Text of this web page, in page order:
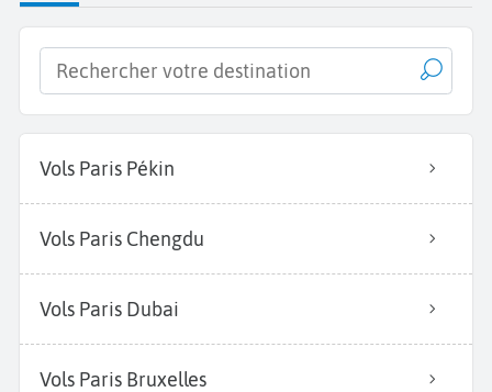
Vols Paris Pékin
Vols Paris Chengdu
Vols Paris Dubai
Vols Paris Bruxelles